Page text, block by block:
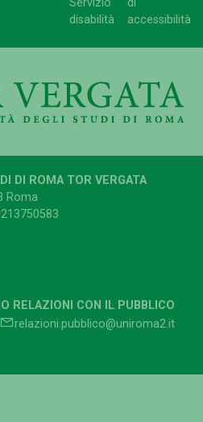
disabilità
accessibilità
DI ROMA TOR VERGATA
Roma
RELAZIONI CON IL PUBBLICO
relazioni.pubblico@uniroma2.it